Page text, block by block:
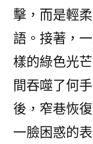
擊，而是輕
語。接著，
樣的綠色光
間吞噬了何
後，窄巷恢
一臉困惑的